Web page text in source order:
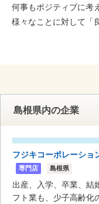
何事もポジティブに考
様々なことに対して「
島根県内の企業
フジキコーポレーショ
専門店 島根県
出産、入学、卒業、結
フト業も、少子高齢化